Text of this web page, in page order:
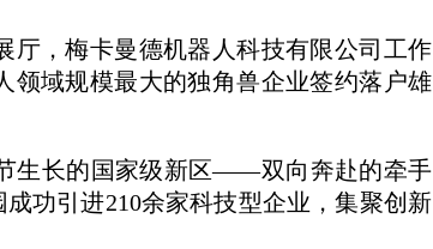
厅，梅卡曼德机器人科技有限公司工作
领域规模最大的独角兽企业签约落户雄
生长的国家级新区——双向奔赴的牵手
功引进210余家科技型企业，集聚创新